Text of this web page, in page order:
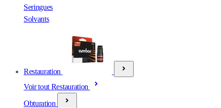
Seringues
Solvants
Restauration
Voir tout Restauration
Obturation